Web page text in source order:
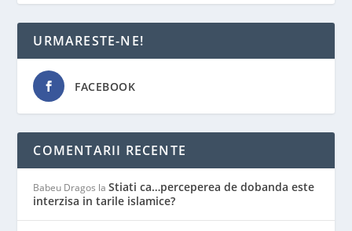
URMARESTE-NE!
FACEBOOK
COMENTARII RECENTE
Babeu Dragos laStiati ca…perceperea de dobanda este
interzisa in tarile islamice?